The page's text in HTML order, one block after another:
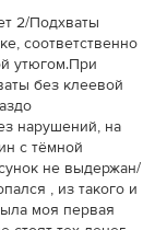
2/Подхваты
соответственно
утюгом.При
без клеевой
нарушений, на
с тёмной
не выдержан/
, из такого и
моя первая